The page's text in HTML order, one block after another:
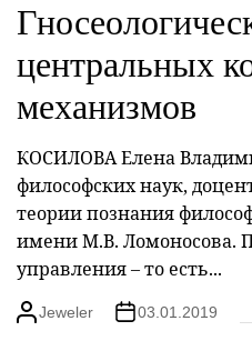
центральных
механизмов
КОСИЛОВА Елена
философских наук,
теории познания
имени М.В. Ломоносова.
управления – то есть...
Jeweler 03.01.2019